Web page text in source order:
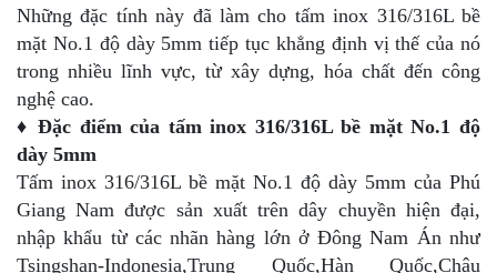
Những đặc tính này đã làm cho tấm inox 316/316L bề
mặt No.1 độ dày 5mm tiếp tục khẳng định vị thế của nó
trong nhiều lĩnh vực, từ xây dựng, hóa chất đến công
nghệ cao.
♦ Đặc điểm của tấm inox 316/316L bề mặt No.1 độ
dày 5mm
Tấm inox 316/316L bề mặt No.1 độ dày 5mm của Phú
Giang Nam được sản xuất trên dây chuyền hiện đại,
nhập khẩu từ các nhãn hàng lớn ở Đông Nam Án như
Tsingshan-Indonesia,Trung Quốc,Hàn Quốc,Châu